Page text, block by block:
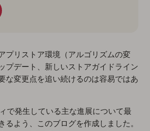
プリストア環境（アルゴリズムの変
プデート、新しいストアガイドライン
な変更点を追い続けるのは容易ではあ
で発生している主な進展について最
るよう、このブログを作成しました。